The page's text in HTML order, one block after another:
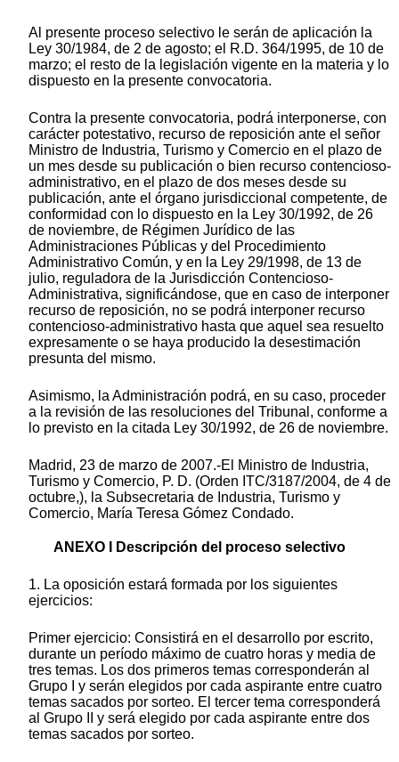
Al presente proceso selectivo le serán de aplicación la
Ley 30/1984, de 2 de agosto; el R.D. 364/1995, de 10 de
marzo; el resto de la legislación vigente en la materia y lo
dispuesto en la presente convocatoria.
Contra la presente convocatoria, podrá interponerse, con
carácter potestativo, recurso de reposición ante el señor
Ministro de Industria, Turismo y Comercio en el plazo de
un mes desde su publicación o bien recurso contencioso-
administrativo, en el plazo de dos meses desde su
publicación, ante el órgano jurisdiccional competente, de
conformidad con lo dispuesto en la Ley 30/1992, de 26
de noviembre, de Régimen Jurídico de las
Administraciones Públicas y del Procedimiento
Administrativo Común, y en la Ley 29/1998, de 13 de
julio, reguladora de la Jurisdicción Contencioso-
Administrativa, significándose, que en caso de interponer
recurso de reposición, no se podrá interponer recurso
contencioso-administrativo hasta que aquel sea resuelto
expresamente o se haya producido la desestimación
presunta del mismo.
Asimismo, la Administración podrá, en su caso, proceder
a la revisión de las resoluciones del Tribunal, conforme a
lo previsto en la citada Ley 30/1992, de 26 de noviembre.
Madrid, 23 de marzo de 2007.-El Ministro de Industria,
Turismo y Comercio, P. D. (Orden ITC/3187/2004, de 4 de
octubre,), la Subsecretaria de Industria, Turismo y
Comercio, María Teresa Gómez Condado.
ANEXO I Descripción del proceso selectivo
1. La oposición estará formada por los siguientes
ejercicios:
Primer ejercicio: Consistirá en el desarrollo por escrito,
durante un período máximo de cuatro horas y media de
tres temas. Los dos primeros temas corresponderán al
Grupo I y serán elegidos por cada aspirante entre cuatro
temas sacados por sorteo. El tercer tema corresponderá
al Grupo II y será elegido por cada aspirante entre dos
temas sacados por sorteo.